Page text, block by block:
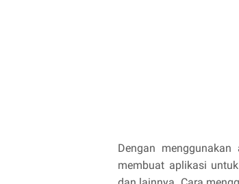
Dengan
membuat aplikasi